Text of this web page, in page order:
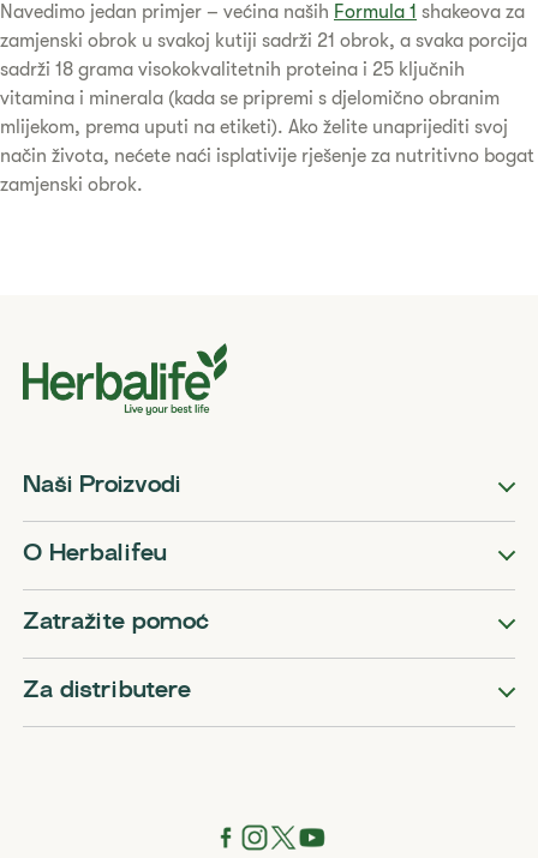
Navedimo jedan primjer – većina naših Formula 1 shakeova za
zamjenski obrok u svakoj kutiji sadrži 21 obrok, a svaka porcija
sadrži 18 grama visokokvalitetnih proteina i 25 ključnih
vitamina i minerala (kada se pripremi s djelomično obranim
mlijekom, prema uputi na etiketi). Ako želite unaprijediti svoj
način života, nećete naći isplativije rješenje za nutritivno bogat
zamjenski obrok.
Naši Proizvodi
O Herbalifeu
Zatražite pomoć
Za distributere